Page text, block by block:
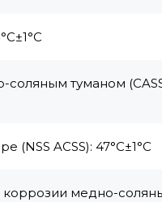
туманом
ACSS): 47°C±1°C
коррозии медно-